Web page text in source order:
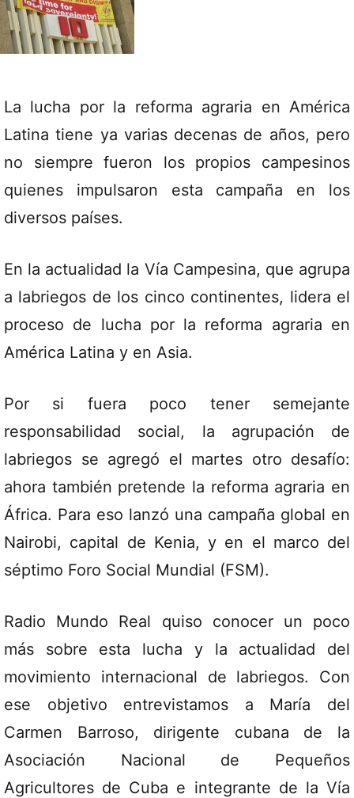
La lucha por la reforma agraria en América
Latina tiene ya varias decenas de años, pero
no siempre fueron los propios campesinos
quienes impulsaron esta campaña en los
diversos países.
En la actualidad la Vía Campesina, que agrupa
a labriegos de los cinco continentes, lidera el
proceso de lucha por la reforma agraria en
América Latina y en Asia.
Por si fuera poco tener semejante
responsabilidad social, la agrupación de
labriegos se agregó el martes otro desafío:
ahora también pretende la reforma agraria en
África. Para eso lanzó una campaña global en
Nairobi, capital de Kenia, y en el marco del
séptimo Foro Social Mundial (FSM).
Radio Mundo Real quiso conocer un poco
más sobre esta lucha y la actualidad del
movimiento internacional de labriegos. Con
ese objetivo entrevistamos a María del
Carmen Barroso, dirigente cubana de la
Asociación Nacional de Pequeños
Agricultores de Cuba e integrante de la Vía